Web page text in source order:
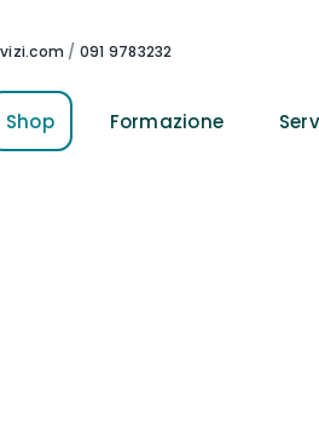
/ 091 9783232
Shop Formazione